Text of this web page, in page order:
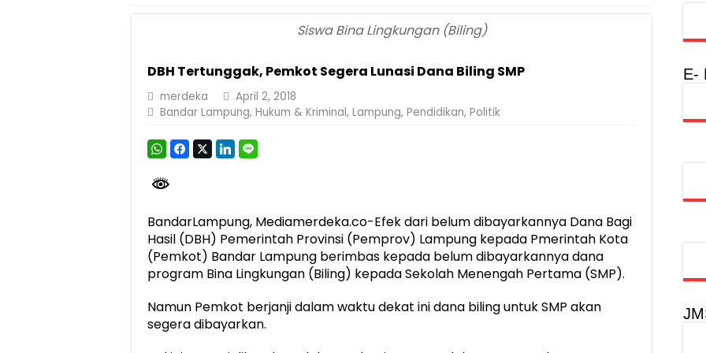
Jasa Raharja Jamin Seluruh Korban Kebakaran KM Mutiara Sentosa II di Perairan Sumenep
Gelar Audiensi, Jasa Raharja dan Kementerian PANRB Perkuat Koordinasi Tingkatkan Kepatuhan PKB dan
Berkontribusi terhadap Keselamatan dan Mobilitas Masyarakat, Jasa Raharja Raih Penghargaan di Ajang
Jasa Raharja dan Korlantas Polri Ajak Masyarakat Akhiri Lawan Arus, Wujudkan Budaya Keselamatan Berlalu
FLLAJ Kabupaten Tanggamus Perkuat Sinergi Keselamatan Lalu Lintas dan Kepatuhan Pajak Kendaraan
Festival Literasi Lampung 2026 Dorong Perpustakaan Jadi Ruang Edukasi dan Rekreasi Keluarga
Siswa Bina Lingkungan (Biling)
DBH Tertunggak, Pemkot Segera Lunasi Dana Biling SMP
merdeka
April 2, 2018
Bandar Lampung, Hukum & Kriminal, Lampung, Pendidikan, Politik
BandarLampung, Mediamerdeka.co-Efek dari belum dibayarkannya Dana Bagi
Hasil (DBH) Pemerintah Provinsi (Pemprov) Lampung kepada Pmerintah Kota
(Pemkot) Bandar Lampung berimbas kepada belum dibayarkannya dana
program Bina Lingkungan (Biling) kepada Sekolah Menengah Pertama (SMP).
Namun Pemkot berjanji dalam waktu dekat ini dana biling untuk SMP akan
segera dibayarkan.
E-